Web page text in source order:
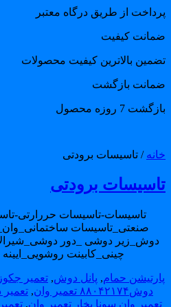
از طریق درگاه معتبر
کیفیت
بالاترین کیفیت محصولات
بازگشت
7 روزه محصول
/ تاسیسات برودتی
برودتی
تاسیسات-تاسیسات حررارتی-
صنعتی_تاسیسات
دوش_زیر دوشی _دور
چینی_کابینت
حمام,پانل دوش, تعمیر جکوزی
دوش۸۸۰۴۲۱۷۴ تعمیر وان
,تعمیر
وان سونا بخار تعمیر وان ,تعمیر